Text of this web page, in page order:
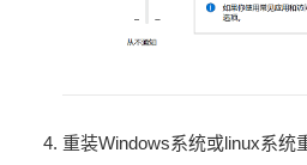
重装Windows系统或linux系统